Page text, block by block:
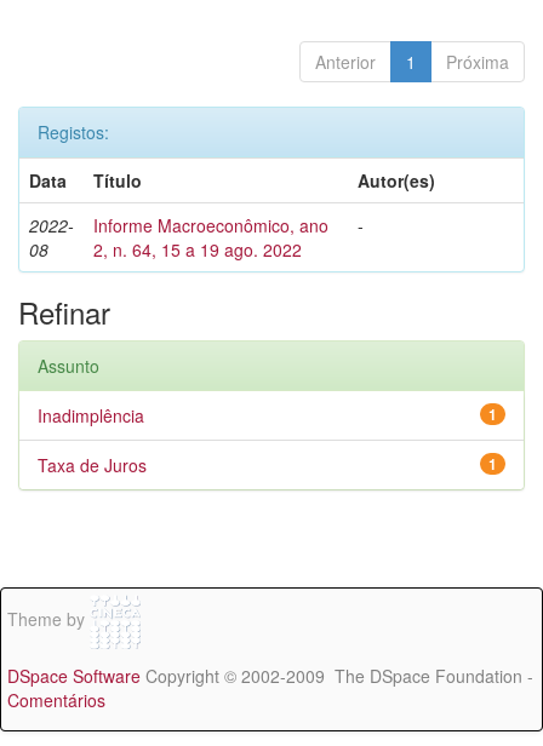
Anterior 1 Próxima
Registos:
Data
Título
Autor(es)
2022-
08
Informe Macroeconômico, ano
2, n. 64, 15 a 19 ago. 2022
-
Refinar
Assunto
1
Inadimplência
1
Taxa de Juros
Theme by
DSpace Software Copyright © 2002-2009 The DSpace Foundation -
Comentários